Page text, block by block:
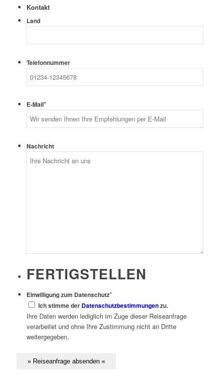
Kontakt
Land
Telefonnummer
E-Mail*
Nachricht
FERTIGSTELLEN
Einwilligung zum Datenschutz*
Ich stimme der Datenschutzbestimmungenzu.
Ihre Daten werden lediglich im Zuge dieser Reiseanfrage
verarbeitet und ohne Ihre Zustimmung nicht an Dritte
weitergegeben.